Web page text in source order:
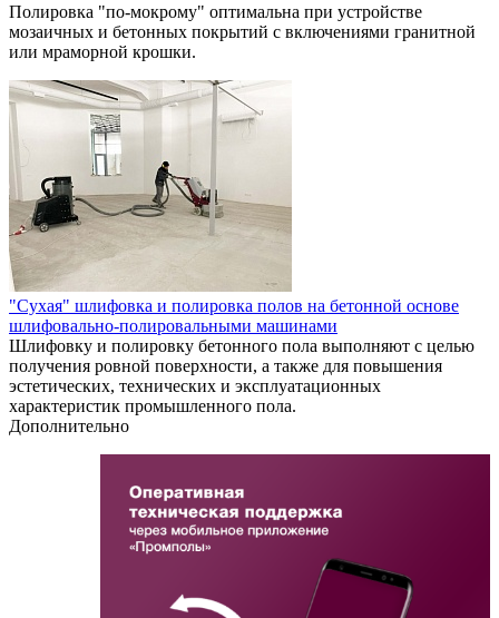
Полировка "по-мокрому" оптимальна при устройстве
мозаичных и бетонных покрытий с включениями гранитной
или мраморной крошки.
"Сухая" шлифовка и полировка полов на бетонной основе
шлифовально-полировальными машинами
Шлифовку и полировку бетонного пола выполняют с целью
получения ровной поверхности, а также для повышения
эстетических, технических и эксплуатационных
характеристик промышленного пола.
Дополнительно